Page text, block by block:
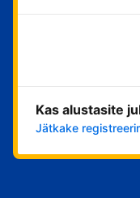
Kas alustasite
Jätkake